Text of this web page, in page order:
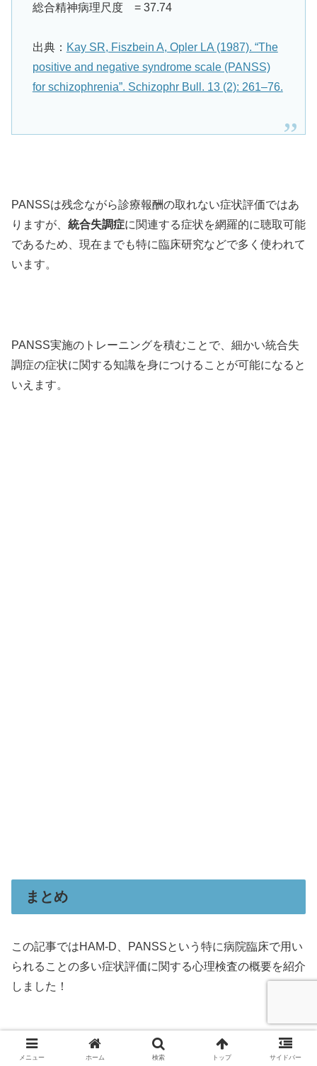
総合精神病理尺度 = 37.74
出典： Kay SR, Fiszbein A, Opler LA (1987). “The
positive and negative syndrome scale (PANSS)
for schizophrenia”. Schizophr Bull. 13 (2): 261–76.
PANSSは残念ながら診療報酬の取れない症状評価ではあ
りますが、 統合失調症に関連する症状を網羅的に聴取可能
であるため、現在までも特に臨床研究などで多く使われて
います。
PANSS実施のトレーニングを積むことで、細かい統合失
調症の症状に関する知識を身につけることが可能になると
いえます。
まとめ
この記事ではHAM-D、PANSSという特に病院臨床で用い
られることの多い症状評価に関する心理検査の概要を紹介
しました！
メニュー ホーム 検索 トップ サイドバー